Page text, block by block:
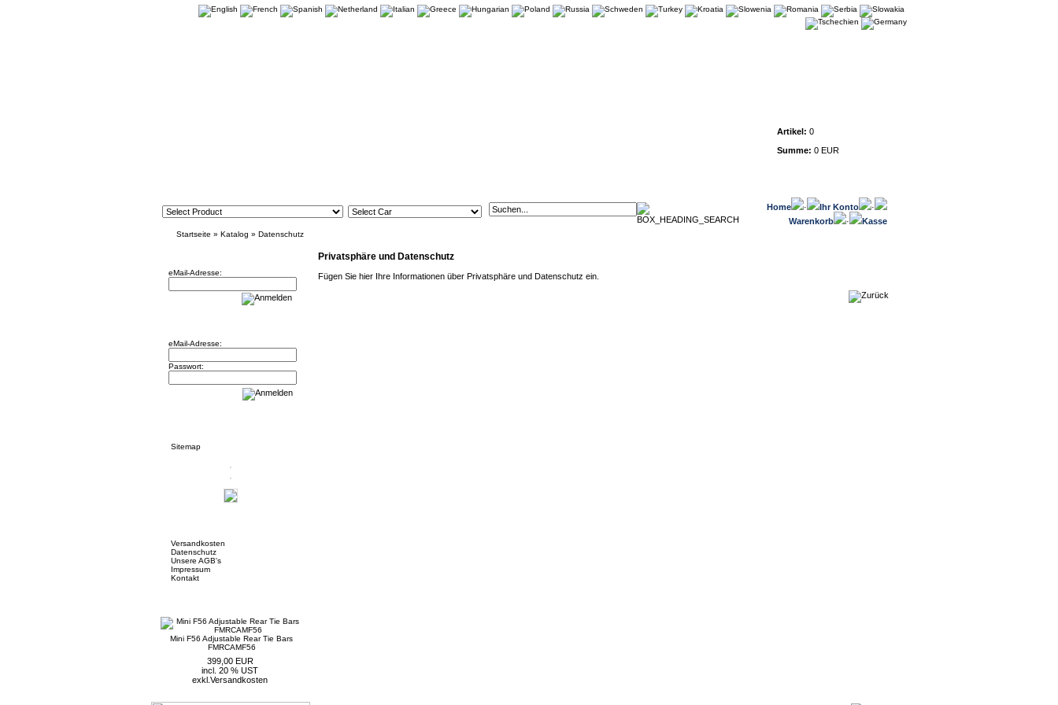
Artikel: 0
Summe: 0 EUR
Home · Ihr Konto
·
Warenkorb
· Kasse
Startseite » Katalog » Datenschutz
eMail-Adresse:
eMail-Adresse:
Passwort:
Sitemap
Versandkosten
Datenschutz
Unsere AGB's
Impressum
Kontakt
Mini F56 Adjustable Rear Tie Bars
FMRCAMF56
399,00 EUR
incl. 20 % UST
exkl. Versandkosten
Privatsphäre und Datenschutz
Fügen Sie hier Ihre Informationen über Privatsphäre und Datenschutz ein.